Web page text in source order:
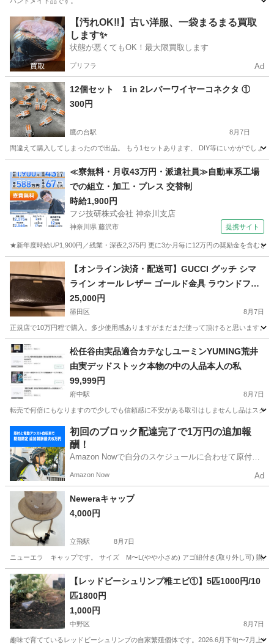
東京 国分寺市 鷹の台駅 その他 くら寿司
【汚れOK‼️】古い洋服、一袋まるまる買取
します✨
状態が悪くてもOK！最大限買取します
プリフラ Ad
12個セット 1 in 2レバーワイヤーコネクタ ①
300円
鷹の台駅 8月7日
間違えて購入してしまったので出品。 もう1セットあります、 DIY等にいかがでしょう
鷹の台駅 その他 DIY
≪寮無料・月収43万円・派遣社員≫自動車系工場
での組立・加工・プレス 交替制
時給1,900円
フジ技研株式会社 神奈川支店
神奈川県 藤沢市 提携サイト
★新年度時給UP1,900円／残業・深夜2,375円 更に3か月毎に12万円の奨励金を含む
神奈川 藤沢市 その他
【オンライン決済・配送可】GUCCI グッチ シマ
ライン オール レザー ゴールド金具 ラウンドファ
スナー 長財布 黒★
25,000円
墨田区 8月7日
正規店で10万円程で購入。多少使用感ありますがまだまだ使って頂けると思います。
東京 その他 グッチ
松任谷由実品適合カテなしユーミンYUMING荒井
由実デッドストック本物の中の人品本人の私
99,999円
府中駅 8月7日
転売で何倍にもなりますので少しでも信頼感に不安がある取引はしませんし品はスク
府中駅 その他 ユーミン
初回のブロック配達完了で1万円の追加報
酬！
Amazon Nowで自分のスケジュールに合わせて原付や
う！
Amazon Now Ad
Neweraキャップ
4,000円
立飛駅 8月7日
ニューエラ キャップです。 サイズ M〜L(やや小さめ) アゴ紐付き(取り外し可) 購入
東京 立川市 その他 ニューエラ
【レッドビーシュリンプ稚エビ①】5匹1000円/10
匹1800円
1,000円
中野区 8月7日
趣味で育てているレッドビーシュリンプの自家繁殖個体です。2026.6月下旬〜7月上